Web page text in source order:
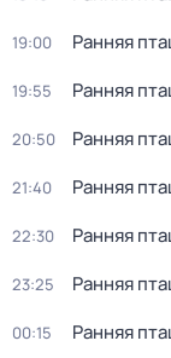
19:00 Ранняя
19:55 Ранняя
20:50 Ранняя
21:40 Ранняя
22:30 Ранняя
23:25 Ранняя
00:15 Ранняя